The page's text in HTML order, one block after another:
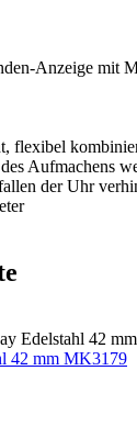
Anzeige mit
flexibel
Aufmachens
der Uhr
42 mm MK3179